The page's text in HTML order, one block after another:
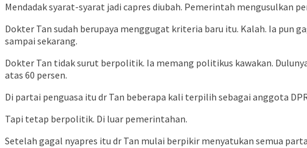
Mendadak syarat-syarat jadi capres diubah. Pemerintah mengusulkan
Dokter Tan sudah berupaya menggugat kriteria baru itu. Kalah. Ia pun
sampai sekarang.
Dokter Tan tidak surut berpolitik. Ia memang politikus kawakan.
atas 60 persen.
Di partai penguasa itu dr Tan beberapa kali terpilih sebagai anggota
Tapi tetap berpolitik. Di luar pemerintahan.
Setelah gagal nyapres itu dr Tan mulai berpikir menyatukan semua